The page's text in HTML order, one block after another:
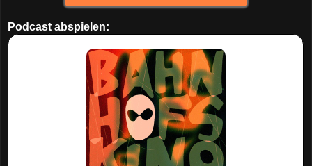
Podcast abspielen: